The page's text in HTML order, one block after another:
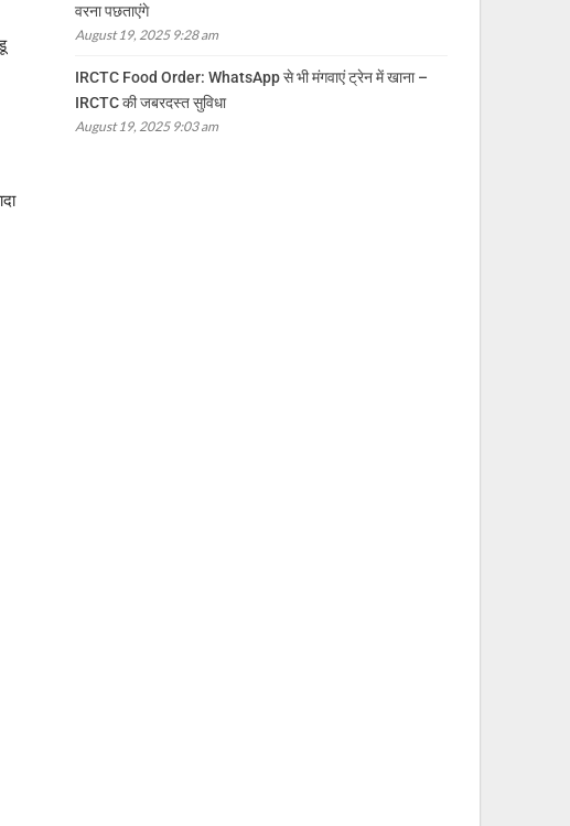
वरना पछताएंगे
August 19, 2025 9:28 am
IRCTC Food Order: WhatsApp से भी मंगवाएं ट्रेन में खाना –
IRCTC की जबरदस्त सुविधा
August 19, 2025 9:03 am